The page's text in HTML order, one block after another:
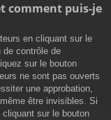
comment puis-je
en cliquant sur le
de contrôle de
sur le bouton
ne sont pas ouverts
une approbation,
être invisibles. Si
sur le bouton